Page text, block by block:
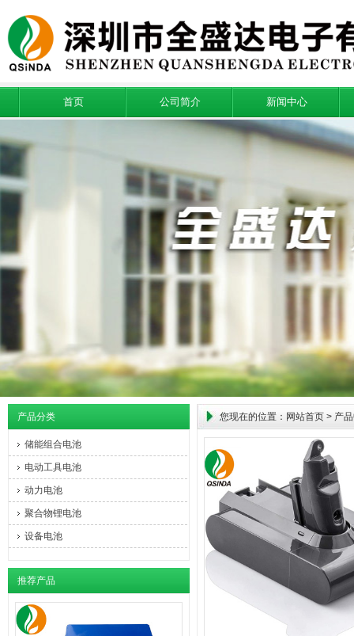
首页 公司简介 新闻中心
产品分类
储能组合电池
电动工具电池
动力电池
聚合物锂电池
设备电池
推荐产品
您现在的位置： 网站首页 > 产